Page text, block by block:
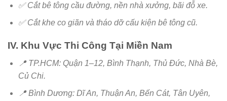
✅ Cắt bê tông cầu đường, nền nhà xưởng, bãi đỗ xe.
✅ Cắt khe co giãn và tháo dỡ cấu kiện bê tông cũ.
IV. Khu Vực Thi Công Tại Miền Nam
📍 TP.HCM: Quận 1–12, Bình Thạnh, Thủ Đức, Nhà Bè,
Củ Chi.
📍 Bình Dương: Dĩ An, Thuận An, Bến Cát, Tân Uyên,